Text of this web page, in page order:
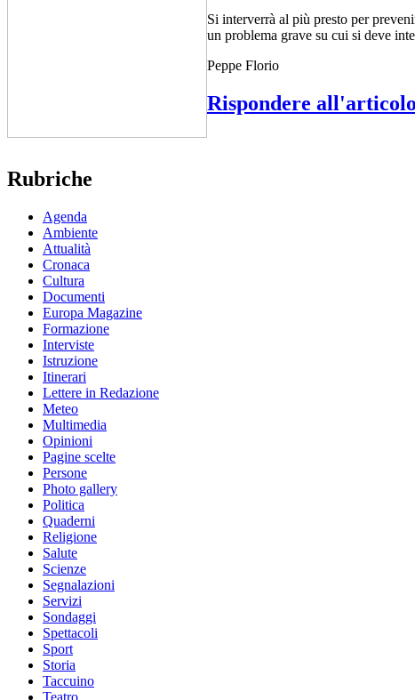
Si interverrà al più presto per
un problema grave su cui si deve
Peppe Florio
Rispondere all'articolo
Rubriche
Agenda
Ambiente
Attualità
Cronaca
Cultura
Documenti
Europa Magazine
Formazione
Interviste
Istruzione
Itinerari
Lettere in Redazione
Meteo
Multimedia
Opinioni
Pagine scelte
Persone
Photo gallery
Politica
Quaderni
Religione
Salute
Scienze
Segnalazioni
Servizi
Sondaggi
Spettacoli
Sport
Storia
Taccuino
Teatro